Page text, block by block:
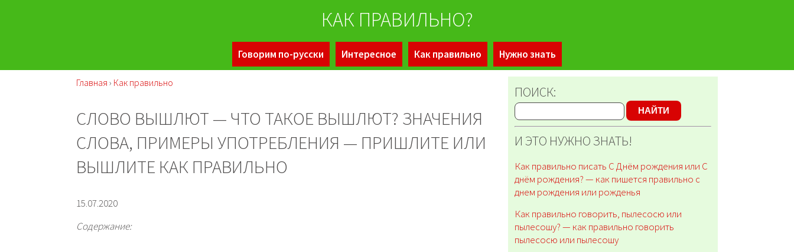
КАК ПРАВИЛЬНО?
Говорим по-русски Интересное Как правильно Нужно знать
Главная › Как правильно
СЛОВО ВЫШЛЮТ — ЧТО ТАКОЕ ВЫШЛЮТ? ЗНАЧЕНИЯ
СЛОВА, ПРИМЕРЫ УПОТРЕБЛЕНИЯ — ПРИШЛИТЕ ИЛИ
ВЫШЛИТЕ КАК ПРАВИЛЬНО
15.07.2020
Содержание:
ПОИСК:
НАЙТИ
И ЭТО НУЖНО ЗНАТЬ!
Как правильно писать С Днём рождения или С
днём рождения? — как пишется правильно с
днем рождения или рожденья
Как правильно говорить, пылесосю или
пылесошу? — как правильно говорить
пылесосю или пылесошу